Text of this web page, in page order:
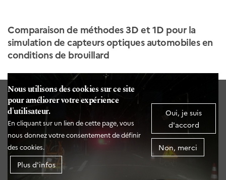
Nous utilisons des cookies sur ce site
pour améliorer votre expérience
d'utilisateur.
En cliquant sur un lien de cette page, vous
nous donnez votre consentement de définir
des cookies.
Plus d'infos
Oui, je suis
d'accord
Non, merci
Comparaison de méthodes 3D et 1D pour la
simulation de capteurs optiques automobiles en
conditions de brouillard